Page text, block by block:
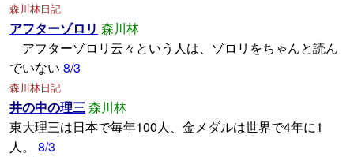
森川林日記
アフターゾロリ 森川林
アフターゾロリ云々という人は、ゾロリをちゃんと読ん
でいない 8/3
森川林日記
井の中の理三森川林
東大理三は日本で毎年100人、金メダルは世界で4年に1
人。 8/3